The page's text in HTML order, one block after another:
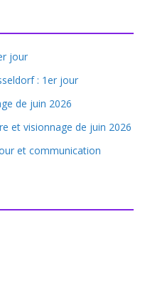
jour
: 1er jour
de juin 2026
et visionnage de juin 2026
et communication